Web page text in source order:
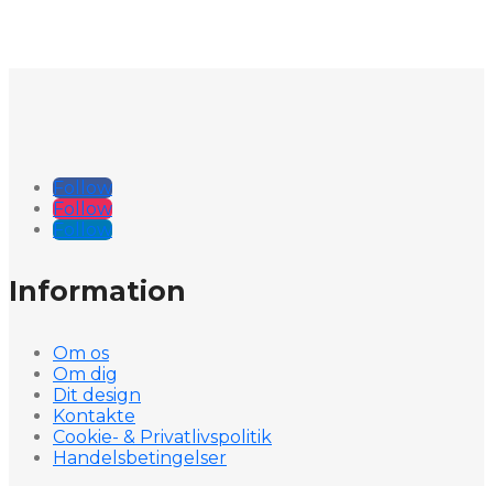
Follow
Follow
Follow
Information
Om os
Om dig
Dit design
Kontakte
Cookie- & Privatlivspolitik
Handelsbetingelser